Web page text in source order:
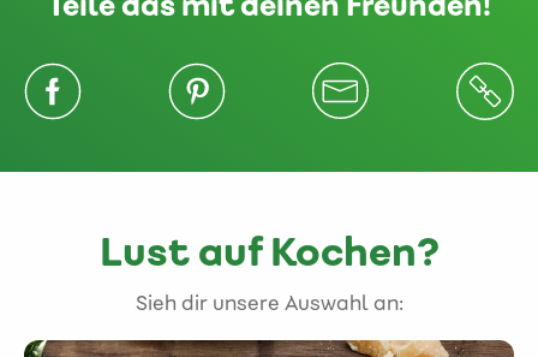
Lust auf Kochen?
Sieh dir unsere Auswahl an: